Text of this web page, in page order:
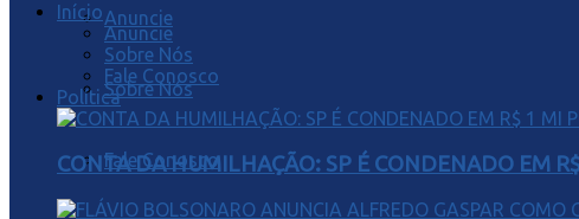
Anuncie
Sobre Nós
Fale Conosco
Início
Anuncie
Sobre Nós
Fale Conosco
Política
CONTA DA HUMILHAÇÃO: SP É CONDENADO EM